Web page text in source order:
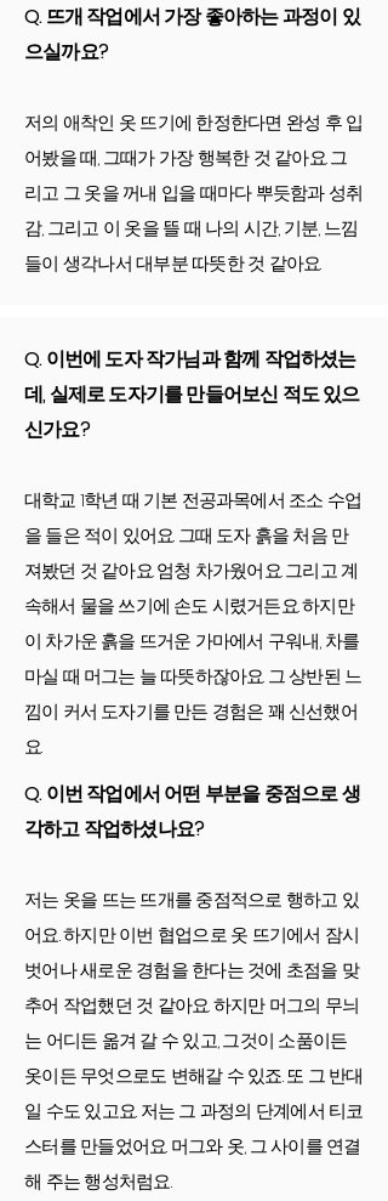
Q. 뜨개 작업에서 가장 좋아하는 과정이 있
으실까요?
저의 애착인 옷 뜨기에 한정한다면 완성 후 입
어봤을 때, 그때가 가장 행복한 것 같아요. 그
리고 그 옷을 꺼내 입을 때마다 뿌듯함과 성취
감, 그리고 이 옷을 뜰 때 나의 시간, 기분, 느낌
들이 생각나서 대부분 따뜻한 것 같아요.
Q. 이번에 도자 작가님과 함께 작업하셨는
데, 실제로 도자기를 만들어보신 적도 있으
신가요?
대학교 1학년 때 기본 전공과목에서 조소 수업
을 들은 적이 있어요. 그때 도자 흙을 처음 만
져봤던 것 같아요. 엄청 차가웠어요. 그리고 계
속해서 물을 쓰기에 손도 시렸거든요. 하지만
이 차가운 흙을 뜨거운 가마에서 구워내, 차를
마실 때 머그는 늘 따뜻하잖아요. 그 상반된 느
낌이 커서 도자기를 만든 경험은 꽤 신선했어
요.
Q. 이번 작업에서 어떤 부분을 중점으로 생
각하고 작업하셨나요?
저는 옷을 뜨는 뜨개를 중점적으로 행하고 있
어요. 하지만 이번 협업으로 옷 뜨기에서 잠시
벗어나 새로운 경험을 한다는 것에 초점을 맞
추어 작업했던 것 같아요. 하지만 머그의 무늬
는 어디든 옮겨 갈 수 있고, 그것이 소품이든
옷이든 무엇으로도 변해갈 수 있죠. 또 그 반대
일 수도 있고요. 저는 그 과정의 단계에서 티코
스터를 만들었어요. 머그와 옷, 그 사이를 연결
해 주는 행성처럼요.